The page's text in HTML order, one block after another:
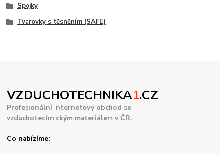
Spojky
Tvarovky s těsněním (SAFE)
VZDUCHOTECHNIKA1.CZ
Profesionální internetový obchod se
vzduchotechnickým materiálem v ČR.
Co nabízíme: